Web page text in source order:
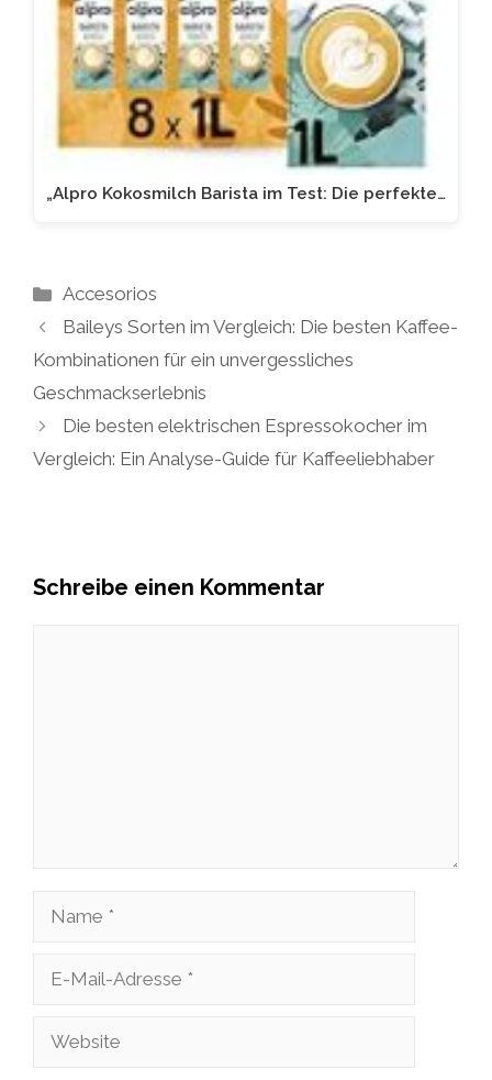
„Alpro Kokosmilch Barista im Test: Die perfekte…
Kategorien
Accesorios
Baileys Sorten im Vergleich: Die besten Kaffee-
Kombinationen für ein unvergessliches
Geschmackserlebnis
Die besten elektrischen Espressokocher im
Vergleich: Ein Analyse-Guide für Kaffeeliebhaber
Schreibe einen Kommentar
Name
Adresse
Website